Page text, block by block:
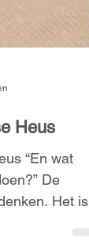
Heus
“En wat
De